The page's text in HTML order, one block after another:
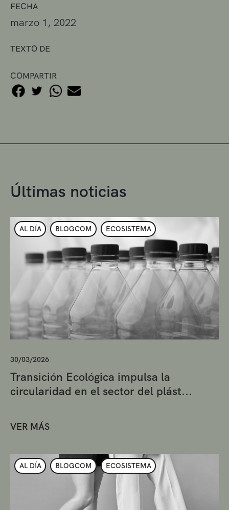
FECHA
marzo 1, 2022
TEXTO DE
COMPARTIR
Últimas noticias
AL DÍA BLOGCOM ECOSISTEMA
30/03/2026
Transición Ecológica impulsa la
circularidad en el sector del plást...
VER MÁS
AL DÍA BLOGCOM ECOSISTEMA